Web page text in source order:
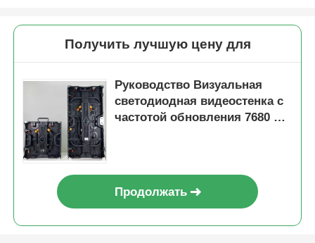
Получить лучшую цену для
Руководство Визуальная
светодиодная видеостенка с
частотой обновления 7680 Гц
Продолжать